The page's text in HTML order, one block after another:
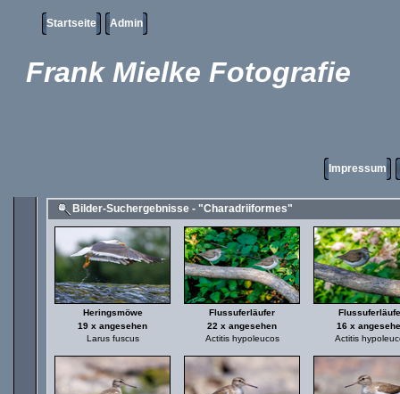
Startseite Admin
Frank Mielke Fotografie
Impressum
Bilder-Suchergebnisse - "Charadriiformes"
Heringsmöwe
19 x angesehen
Larus fuscus
Flussuferläufer
22 x angesehen
Actitis hypoleucos
16 x
Actitis